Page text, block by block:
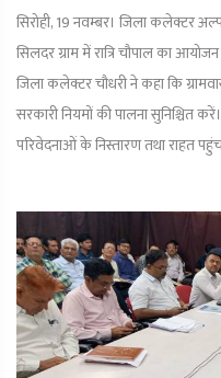
सिरोही, 19 नवम्बर। जिला कलेक्टर
सिलदर ग्राम में रात्रि चौपाल का
जिला कलेक्टर चौधरी ने कहा कि
सरकारी नियमों की पालना सुनिश्चित
परिवेदनाओं के निस्तारण तथा राहत